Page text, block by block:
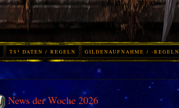
TS³ DATEN / REGELN GILDENAUFNAHME / -REGELN
News der Woche 2026